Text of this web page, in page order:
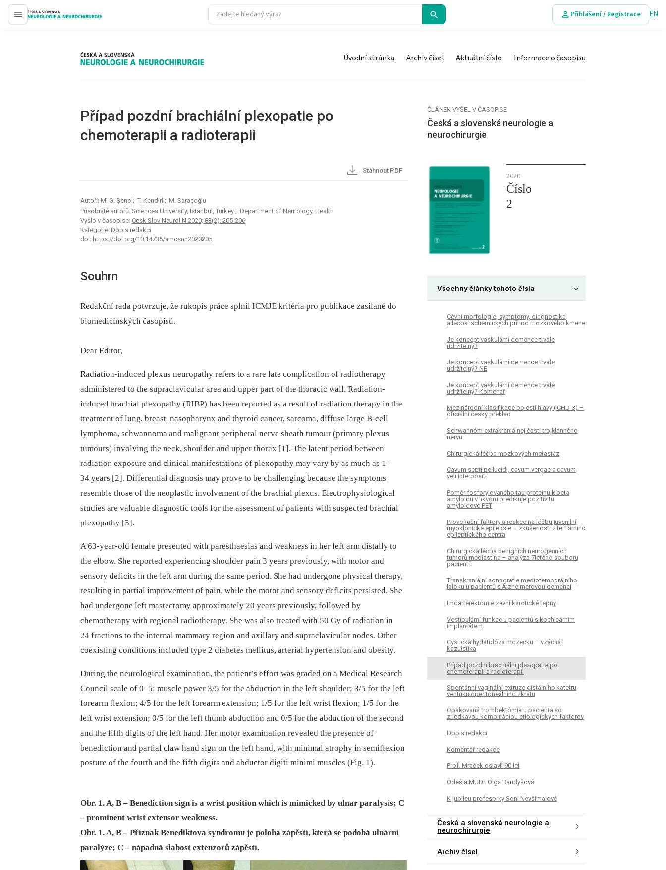
proLékaře.cz
Přihlášení / Registrace EN
proLékaře.cz Úvodní stránka Archiv čísel Aktuální číslo Informace o časopisu
Případ pozdní brachiální plexopatie po
chemoterapii a radioterapii
Stáhnout PDF
Autoři: M. G. Şenol; T. Kendirli; M. Saraçoğlu
Působiště autorů: Sciences University, Istanbul, Turkey ; Department of Neurology, Health
Vyšlo v časopise: Cesk Slov Neurol N 2020; 83(2): 205-206
Kategorie: Dopis redakci
doi: https://doi.org/10.14735/amcsnn2020205
Souhrn
Redakční rada potvrzuje, že rukopis práce splnil ICMJE kritéria pro publikace zasílané do
biomedicínských časopisů.
Dear Editor,
Radiation-induced plexus neuropathy refers to a rare late complication of radiotherapy
administered to the supraclavicular area and upper part of the thoracic wall. Radiation-
induced brachial plexopathy (RIBP) has been reported as a result of radiation therapy in the
treatment of lung, breast, nasopharynx and thyroid cancer, sarcoma, diffuse large B-cell
lymphoma, schwannoma and malignant peripheral nerve sheath tumour (primary plexus
tumours) involving the neck, shoulder and upper thorax [1]. The latent period between
radiation exposure and clinical manifestations of plexopathy may vary by as much as 1–
34 years [2]. Differential diagnosis may prove to be challenging because the symptoms
resemble those of the neoplastic involvement of the brachial plexus. Electrophysiological
studies are valuable diagnostic tools for the assessment of patients with suspected brachial
plexopathy [3].
A 63-year-old female presented with paresthaesias and weakness in her left arm distally to
the elbow. She reported experiencing shoulder pain 3 years previously, with motor and
sensory deficits in the left arm during the same period. She had undergone physical therapy,
resulting in partial improvement of pain, while the motor and sensory deficits persisted. She
had undergone left mastectomy approximately 20 years previously, followed by
chemotherapy with regional radiotherapy. She was also treated with 50 Gy of radiation in
24 fractions to the internal mammary region and axillary and supraclavicular nodes. Other
coexisting conditions included type 2 diabetes mellitus, arterial hypertension and obesity.
During the neurological examination, the patient’s effort was graded on a Medical Research
Council scale of 0–5: muscle power 3/5 for the abduction in the left shoulder; 3/5 for the left
forearm flexion; 4/5 for the left forearm extension; 1/5 for the left wrist flexion; 1/5 for the
left wrist extension; 0/5 for the left thumb abduction and 0/5 for the abduction of the second
and the fifth digits of the left hand. Her motor examination revealed the presence of
benediction and partial claw hand sign on the left hand, with minimal atrophy in semiflexion
posture of the fourth and the fifth digits and abductor digiti minimi muscles (Fig. 1).
Obr. 1. A, B – Benediction sign is a wrist position which is mimicked by ulnar paralysis; C
– prominent wrist extensor weakness.
Obr. 1. A, B – Příznak Benediktova syndromu je poloha zápěstí, která se podobá ulnární
paralýze; C – nápadná slabost extenzorů zápěstí.
ČLÁNEK VYŠEL V ČASOPISE
Česká a slovenská neurologie a
neurochirurgie
2020
Číslo
2
Všechny články tohoto čísla
Cévní morfologie, symp­tomy, dia­gnostika
a léčba ischemických příhod mozkového kmene
Je koncept vaskulární demence trvale
udržitelný?
Je koncept vaskulární demence trvale
udržitelný? NE
Je koncept vaskulární demence trvale
udržitelný? Komenář
Mezinárodní klasifikace bolestí hlavy (ICHD-3) –
oficiální český překlad
Schwannóm extrakraniálnej časti trojklanného
nervu
Chirurgická léčba mozkových metastáz
Cavum septi pellucidi, cavum vergae a cavum
veli interpositi
Poměr fosforylovaného tau proteinu k beta
amyloidu v likvoru predikuje pozitivitu
amyloidové PET
Provokační faktory a reakce na léčbu juvenilní
myoklonické epilepsie – zkušenosti z tertiárního
epileptického centra
Chirurgická léčba benigních neurogenních
tumorů mediastina – analýza 7letého souboru
pacientů
Transkraniální sonografie mediotemporálního
laloku u pacientů s Alzheimerovou demencí
Endarterektomie zevní karotické tepny
Vestibulární funkce u pacientů s kochleárním
implantátem
Cystická hydatidóza mozečku – vzácná
kazuistika
Případ pozdní brachiální plexopatie po
chemoterapii a radioterapii
Spontánní vaginální extruze distálního katetru
ventrikuloperitoneálního zkratu
Opakovaná trombektómia u pacienta so
zriedkavou kombináciou etiologických faktorov
Dopis redakci
Komentář redakce
Prof. Mraček oslavil 90 let
Odešla MUDr. Olga Baudyšová
K jubileu profesorky Soni Nevšímalové
Česká a slovenská neurologie a
neurochirurgie
Archiv čísel